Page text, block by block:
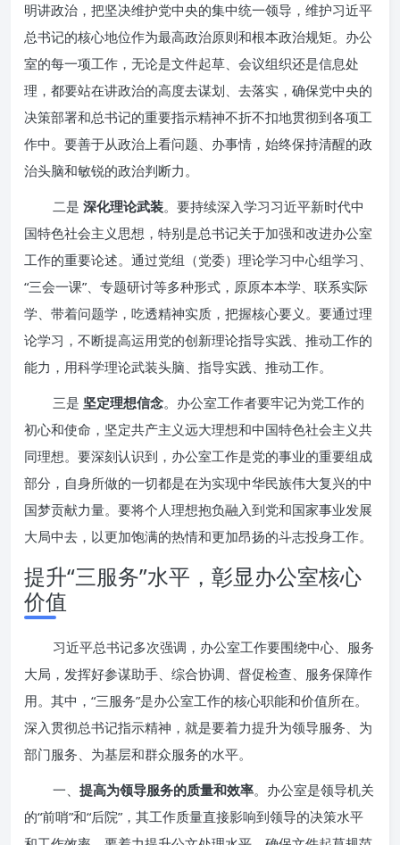
明讲政治，把坚决维护党中央的集中统一领导，维护习近平
总书记的核心地位作为最高政治原则和根本政治规矩。办公
室的每一项工作，无论是文件起草、会议组织还是信息处
理，都要站在讲政治的高度去谋划、去落实，确保党中央的
决策部署和总书记的重要指示精神不折不扣地贯彻到各项工
作中。要善于从政治上看问题、办事情，始终保持清醒的政
治头脑和敏锐的政治判断力。
二是 深化理论武装。要持续深入学习习近平新时代中
国特色社会主义思想，特别是总书记关于加强和改进办公室
工作的重要论述。通过党组（党委）理论学习中心组学习、
“三会一课”、专题研讨等多种形式，原原本本学、联系实际
学、带着问题学，吃透精神实质，把握核心要义。要通过理
论学习，不断提高运用党的创新理论指导实践、推动工作的
能力，用科学理论武装头脑、指导实践、推动工作。
三是 坚定理想信念。办公室工作者要牢记为党工作的
初心和使命，坚定共产主义远大理想和中国特色社会主义共
同理想。要深刻认识到，办公室工作是党的事业的重要组成
部分，自身所做的一切都是在为实现中华民族伟大复兴的中
国梦贡献力量。要将个人理想抱负融入到党和国家事业发展
大局中去，以更加饱满的热情和更加昂扬的斗志投身工作。
提升“三服务”水平，彰显办公室核心
价值
习近平总书记多次强调，办公室工作要围绕中心、服务
大局，发挥好参谋助手、综合协调、督促检查、服务保障作
用。其中，“三服务”是办公室工作的核心职能和价值所在。
深入贯彻总书记指示精神，就是要着力提升为领导服务、为
部门服务、为基层和群众服务的水平。
一、 提高为领导服务的质量和效率。办公室是领导机关
的“前哨”和“后院”，其工作质量直接影响到领导的决策水平